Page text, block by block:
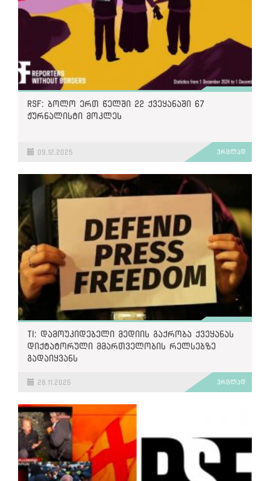
RSF: ბოლო ერთ წელში 22 ქვეყანაში 67
ჟურნალისტი მოკლეს
09.12.2025 ვრცლად
TI: დამოუკიდებელი მედიის გაქრობა ქვეყანას
დიქტატორული მმართველობის რელსებზე
გადაიყვანს
28.11.2025 ვრცლად